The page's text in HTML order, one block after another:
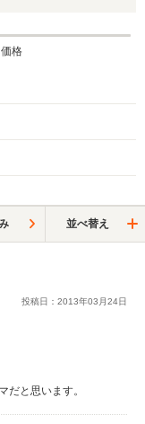
格
並べ替え
投稿日： 2013年03 月24日
だと思います。